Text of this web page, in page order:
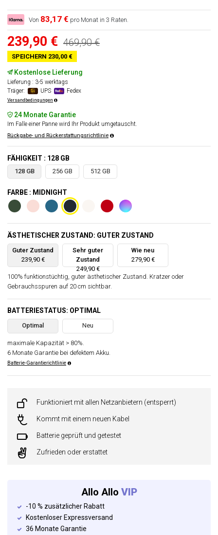
Von 83,17 € pro Monat in 3 Raten.
239,90 € 469,90 €
SPEICHERN 230,00 €
Kostenlose Lieferung
Lieferung : 3-5 werktags
Träger:
UPS Fedex
Versandbedingungen
24 Monate Garantie
Im Falle einer Panne wird Ihr Produkt umgetauscht.
Rückgabe- und Rückerstattungsrichtlinie
FÄHIGKEIT : 128 GB
128 GB 256 GB 512 GB
FARBE : MIDNIGHT
ÄSTHETISCHER ZUSTAND: GUTER ZUSTAND
Guter Zustand
239,90 €
Sehr guter
Zustand
249,90 €
Wie neu
279,90 €
100% funktionstüchtig, guter ästhetischer Zustand. Kratzer oder
Gebrauchsspuren auf 20 cm sichtbar.
BATTERIESTATUS: OPTIMAL
Optimal Neu
maximale Kapazität > 80%.
6 Monate Garantie bei defektem Akku.
Batterie-Garantierichtlinie
Funktioniert mit allen Netzanbietern (entsperrt)
Kommt mit einem neuen Kabel
Batterie geprüft und getestet
Zufrieden oder erstattet
Allo Allo VIP
-10 % zusätzlicher Rabatt
Kostenloser Expressversand
36 Monate Garantie